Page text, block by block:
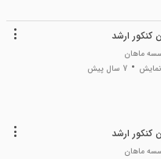
کنکور ارشد
ماهان
7 سال پیش
کنکور ارشد
ماهان